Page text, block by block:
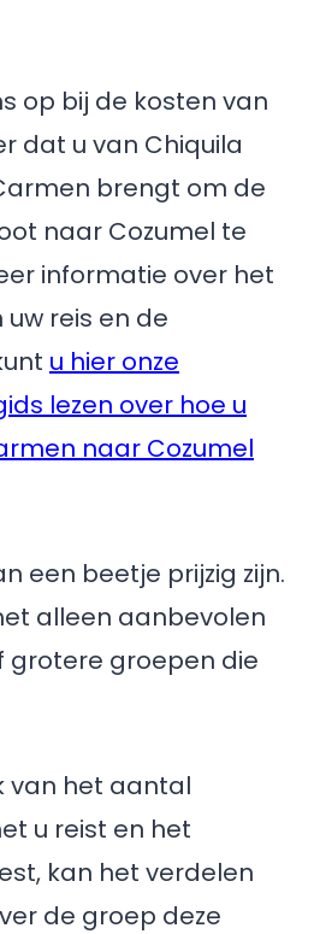
op bij de kosten van
dat u van Chiquila
brengt om de
naar Cozumel te
informatie over het
reis en de
u hier onze
lezen over hoe u
naar Cozumel
een beetje prijzig zijn.
alleen aanbevolen
grotere groepen die
van het aantal
u reist en het
kan het verdelen
de groep deze